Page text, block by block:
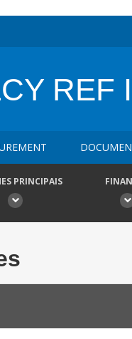
REF
PRINCIPAIS